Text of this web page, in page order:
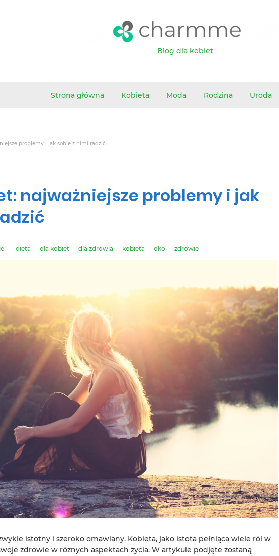
Blog dla kobiet
Strona główna Kobieta Moda Rodzina Uroda
problemy i jak sobie z nimi radzić
najważniejsze problemy i jak
dieta dla kobiet dla zdrowia kobieta oko zdrowie
istotny i szeroko omawiany. Kobieta, jako istota pełniąca wiele ról w
zdrowie w różnych aspektach życia. W artykule podjęte zostaną